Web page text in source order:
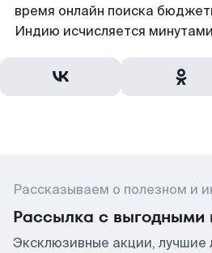
время онлайн поиска
Индию исчисляется
Рассказываем о полезном и
Рассылка с выгодными
Эксклюзивные акции, лучшие